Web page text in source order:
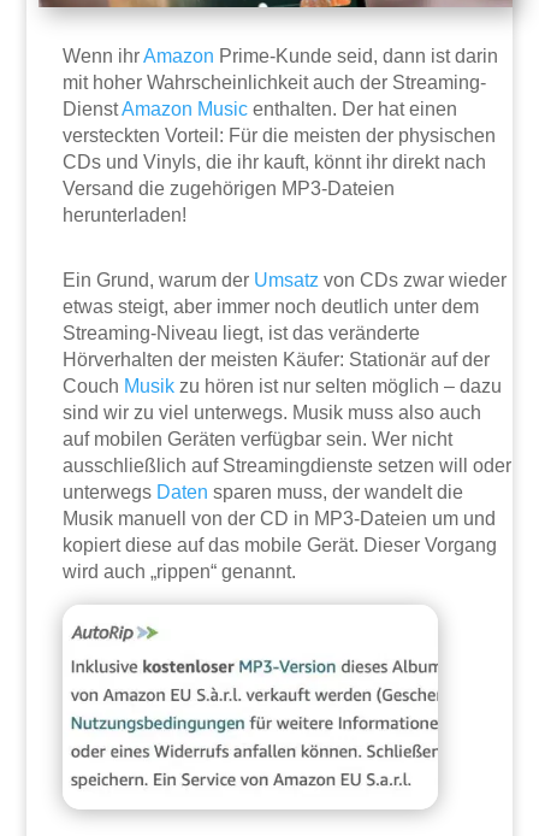
Wenn ihrAmazon Prime-Kunde seid, dann ist darin
mit hoher Wahrscheinlichkeit auch der Streaming-
DienstAmazon Music enthalten. Der hat einen
versteckten Vorteil: Für die meisten der physischen
CDs und Vinyls, die ihr kauft, könnt ihr direkt nach
Versand die zugehörigen MP3-Dateien
herunterladen!
Ein Grund, warum der Umsatz von CDs zwar wieder
etwas steigt, aber immer noch deutlich unter dem
Streaming-Niveau liegt, ist das veränderte
Hörverhalten der meisten Käufer: Stationär auf der
Couch Musik zu hören ist nur selten möglich – dazu
sind wir zu viel unterwegs. Musik muss also auch
auf mobilen Geräten verfügbar sein. Wer nicht
ausschließlich auf Streamingdienste setzen will oder
unterwegs Daten sparen muss, der wandelt die
Musik manuell von der CD in MP3-Dateien um und
kopiert diese auf das mobile Gerät. Dieser Vorgang
wird auch „rippen“ genannt.